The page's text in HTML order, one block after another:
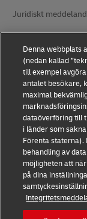
Juridiskt
Dataskydd
Tillgänglighet
Ytterligare
Cookieinställningar
Följ oss
Denna webbplats
(nedan kallad
till exempel
antalet besökare,
maximal
dataöverföring till
i länder som
Förenta
behandling av
möjligheten att
på dina